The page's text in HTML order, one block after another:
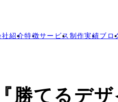
社紹介特徴サービス 制作実績ブロ
勝てるデザ